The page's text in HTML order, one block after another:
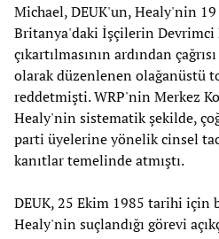
Michael, DEUK'un, Healy'nin
Britanya'daki İşçilerin
çıkartılmasının ardından
olarak düzenlenen olağanüstü
reddetmişti. WRP'nin Merkez
Healy'nin sistematik şekilde,
parti üyelerine yönelik cinsel
kanıtlar temelinde atmıştı.
DEUK, 25 Ekim 1985 tarihi için
Healy'nin suçlandığı görevi